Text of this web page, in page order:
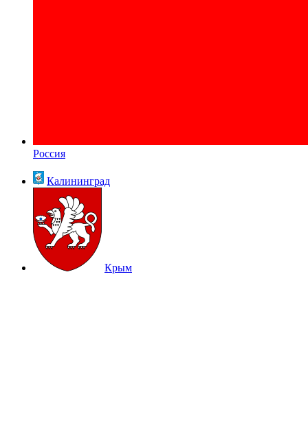
Россия
Калининград
Крым